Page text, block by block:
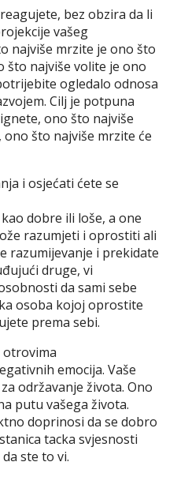
bez obzira da li
vašeg
najviše mrzite je ono što
što najviše volite je ono
ogledalo odnosa
Cilj je potpuna
ono što najviše
što najviše mrzite će
i osjećati ćete se
dobre ili loše, a one
razumjeti i oprostiti ali
razumijevanje i prekidate
druge, vi
da sami sebe
osoba kojoj oprostite
prema sebi.
otrovima
emocija. Vaše
održavanje života. Ono
putu vašega života.
doprinosi da se dobro
tacka svjesnosti
ste to vi.